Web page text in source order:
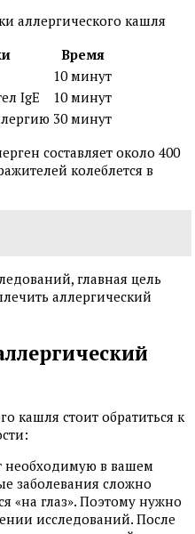
аллергического кашля
Время
10 минут
IgE
10 минут
30 минут
составляет около 400
колеблется в
главная цель
аллергический
кашля стоит обратиться к
необходимую в вашем
заболевания сложно
«на глаз». Поэтому нужно
исследований. После